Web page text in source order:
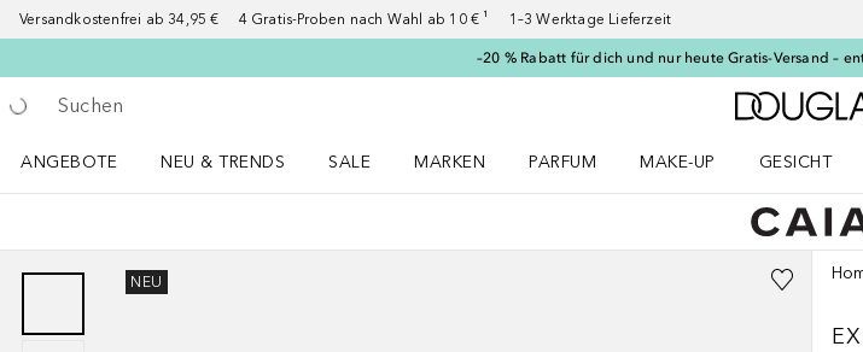
Versandkostenfrei ab 34,95 € 4 Gratis-Proben nach Wahl ab 10 € ¹ 1–3 Werktage Lieferzeit
–20 % Rabatt für dich und nur heute Gratis-Versand –
Gehe zurück
Suche ausführen
ANGEBOTE
NEU & TRENDS
SALE
MARKEN
PARFUM
MAKE-UP
GESICHT
NEU